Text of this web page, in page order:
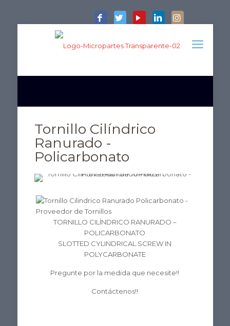
Tornillo Cilíndrico
Ranurado -
Policarbonato
TORNILLO CILÍNDRICO RANURADO –
POLICARBONATO
SLOTTED CYLINDRICAL SCREW IN
POLYCARBONATE
Pregunte por la medida que necesite!!
Contáctenos!!